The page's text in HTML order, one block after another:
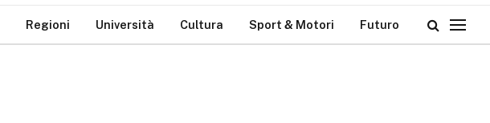
Regioni Università Cultura Sport & Motori Futuro